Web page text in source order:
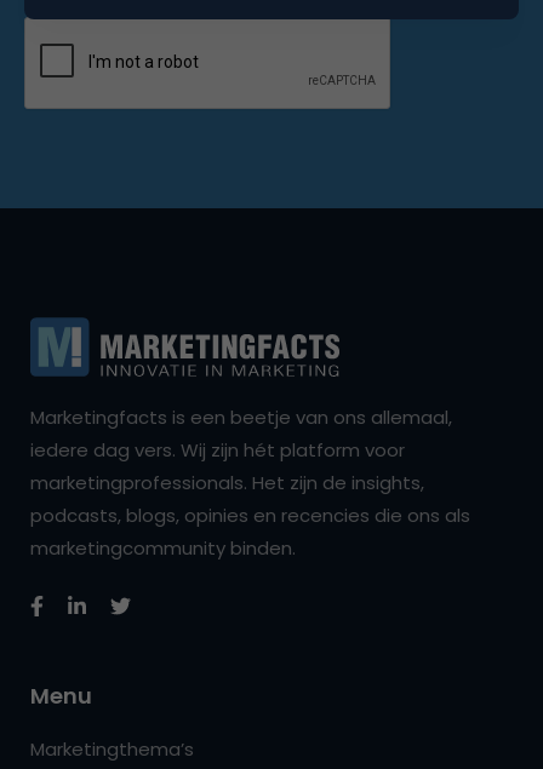
Marketingfacts is een beetje van ons allemaal,
iedere dag vers. Wij zijn hét platform voor
marketingprofessionals. Het zijn de insights,
podcasts, blogs, opinies en recencies die ons als
marketingcommunity binden.
Menu
Marketingthema’s